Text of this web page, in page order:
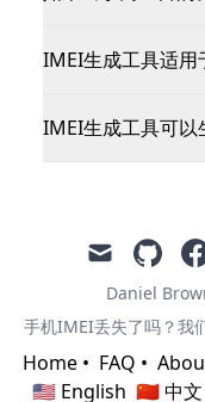
IMEI生成工具适用
IMEI生成工具可以
mail github
Daniel
手机IMEI丢失了吗？我
Home • FAQ •
🇺🇸 English 🇨🇳 中文